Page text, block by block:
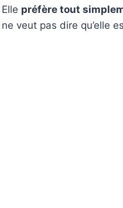
Elle préfère tout
ne veut pas dire qu’elle